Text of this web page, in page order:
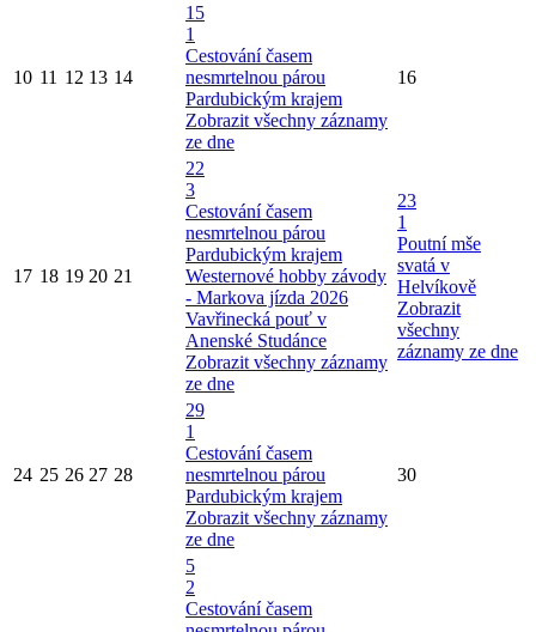
10 11 12 13 14
15
1
Cestování časem
nesmrtelnou párou
Pardubickým krajem
Zobrazit všechny záznamy
ze dne
16
17 18 19 20 21
22
3
Cestování časem
nesmrtelnou párou
Pardubickým krajem
Westernové hobby závody
- Markova jízda 2026
Vavřinecká pouť v
Anenské Studánce
Zobrazit všechny záznamy
ze dne
23
1
Poutní mše
svatá v
Helvíkově
Zobrazit
všechny
záznamy ze dne
24 25 26 27 28
29
1
Cestování časem
nesmrtelnou párou
Pardubickým krajem
Zobrazit všechny záznamy
ze dne
30
5
2
Cestování časem